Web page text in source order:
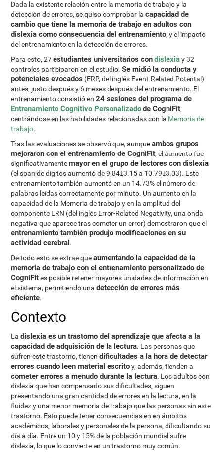
Dada la existente relación entre la memoria de trabajo y la
detección de errores, se quiso comprobar lacapacidad de
cambio que tiene la memoria de trabajo en adultos con
dislexia como consecuencia del entrenamiento, y el impacto
del entrenamiento en la detección de errores.
Para esto, 27estudiantes universitarios condislexiay 32
controles participaron en el estudio.Se midió la conducta y
potenciales evocados (ERP, del inglés Event-Related Potental)
antes, justo después y 6 meses después del entrenamiento. El
entrenamiento consistió en24 sesiones del programa de
Entrenamiento Cognitivo Personalizadode CogniFit,
centrándose en las habilidades relacionadas con la Memoria de
trabajo.
Tras las evaluaciones se observó que, aunqueambos grupos
mejoraron con el entrenamiento de CogniFit, el aumento fue
significativamentemayor en el grupo de lectores con dislexia
(el span de dígitos aumentó de 9.84±3.15 a 10.79±3.03). Este
entrenamiento también aumentó en un 14.73% el número de
palabras leídas correctamente por minuto. Un aumento en la
capacidad de la Memoria de trabajo y en la amplitud del
componente ERN (del inglés Error-Related Negativity, una onda
negativa que aparece tras cometer un error) demostraron que el
entrenamiento también produjo modificaciones en su
actividad cerebral.
De todo esto se extrae queaumentando la capacidad de la
memoria de trabajo con el entrenamiento personalizado de
CogniFites posible retener mayores unidades de información en
el sistema, permitiendo unadetección de errores más
eficiente.
Contexto
Ladislexia es un trastorno del aprendizaje que afecta a la
capacidad de adquisición de la lectura. Las personas que
sufren este trastorno, tienendificultades a la hora de detectar
errores cuando leen material escritoy, además, tienden a
cometer errores a menudo durante la lectura. Los adultos con
dislexia que han compensado sus dificultades, siguen
presentando una gran cantidad de errores en la lectura, en la
fluidez y una menor memoria de trabajo que las personas sin este
trastorno. Esto puede tener consecuencias en en ámbitos
académicos, laborales y personales de la persona, dificultando su
día a día. Entre un 10 y 15% de la población mundial sufre
dislexia, lo que lo convierte en un trastorno muy común.